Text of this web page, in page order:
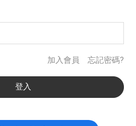
忘記密碼?
加入會員